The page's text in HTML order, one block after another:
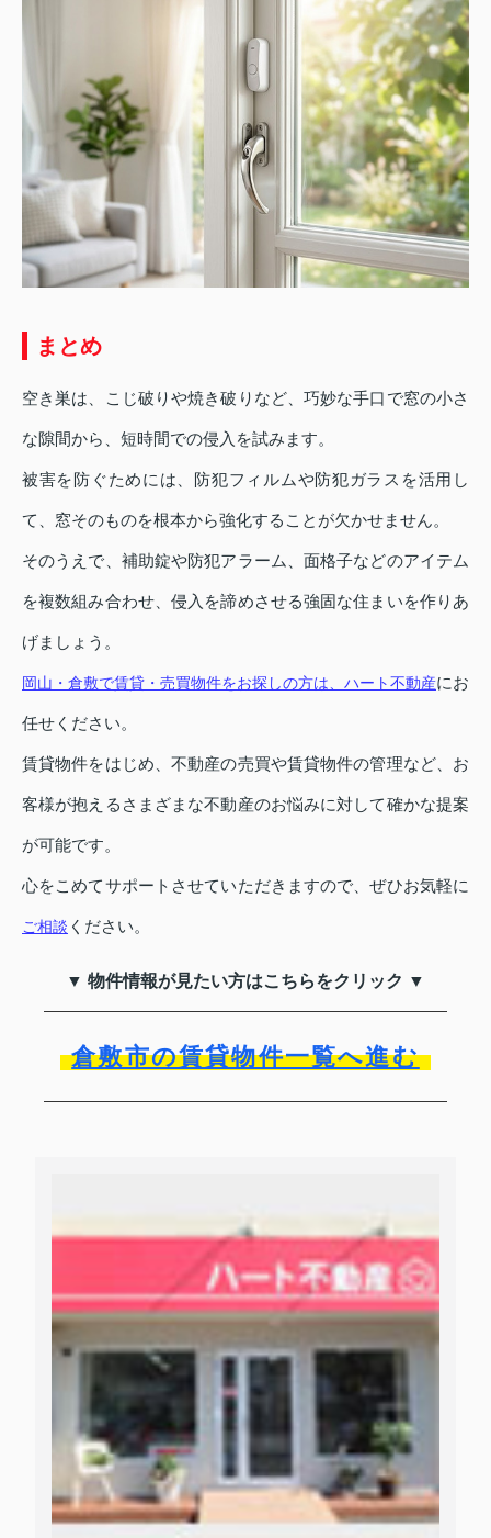
まとめ
空き巣は、こじ破りや焼き破りなど、巧妙な手口で窓の小さ
な隙間から、短時間での侵入を試みます。
被害を防ぐためには、防犯フィルムや防犯ガラスを活用し
て、窓そのものを根本から強化することが欠かせません。
そのうえで、補助錠や防犯アラーム、面格子などのアイテム
を複数組み合わせ、侵入を諦めさせる強固な住まいを作りあ
げましょう。
岡山・倉敷で賃貸・売買物件をお探しの方は、ハート不動産にお
任せください。
賃貸物件をはじめ、不動産の売買や賃貸物件の管理など、お
客様が抱えるさまざまな不動産のお悩みに対して確かな提案
が可能です。
心をこめてサポートさせていただきますので、ぜひお気軽に
ご相談 ください。
▼ 物件情報が見たい方はこちらをクリック ▼
倉敷市の賃貸物件一覧へ進む